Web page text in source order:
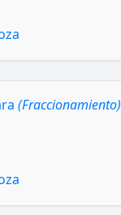
(Fraccionamiento)